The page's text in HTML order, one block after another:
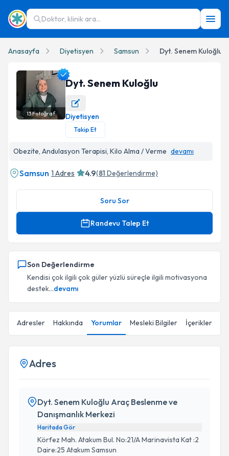
Doktor, klinik ara...
Anasayfa Diyetisyen Samsun Dyt. Senem Kuloğlu
Dyt. Senem Kuloğlu Profil Fotoğrafı
13Fotoğraf
Dyt. Senem Kuloğlu
Diyetisyen
Takip Et
Obezite, Andulasyon Terapisi, Kilo Alma / Verme devamı
Samsun 1 Adres 4.9(81 Değerlendirme)
Soru Sor
Randevu Talep Et
Son Değerlendirme
Kendisi çok ilgili çok güler yüzlü süreçle ilgili motivasyona
destek...devamı
Adresler Hakkında Yorumlar Mesleki Bilgiler İçerikler
Adres
Dyt. Senem Kuloğlu Araç Beslenme ve
Danışmanlık Merkezi
Haritada Gör
Körfez Mah. Atakum Bul. No:21/A Marinavista Kat :2
Daire:25 Atakum Samsun